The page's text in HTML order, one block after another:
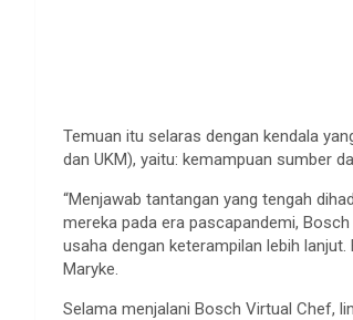
Temuan itu selaras dengan kendala
dan UKM), yaitu: kemampuan sumber
“Menjawab tantangan yang tengah
mereka pada era pascapandemi,
usaha dengan keterampilan lebih
Maryke.
Selama menjalani Bosch Virtual Chef,